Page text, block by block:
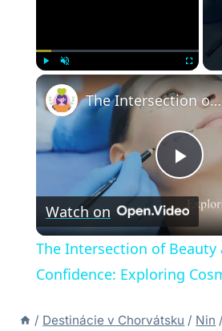
Unmute Fullscreen
Play
The Intersection of Beauty and Self-Confidence: Exploring Cosmetic Surgery
Watch on
The Intersection of Beauty
Confidence: Exploring
/ Destinácie v Chorvátsku / Nin /